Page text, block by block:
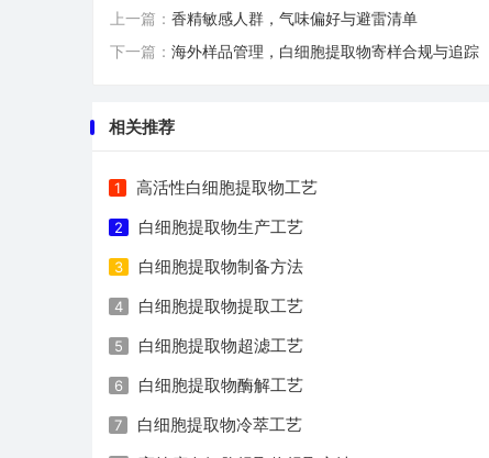
上一篇： 香精敏感人群，气味偏好与避雷清单
下一篇： 海外样品管理，白细胞提取物寄样合规与追踪
相关推荐
1 高活性白细胞提取物工艺
2 白细胞提取物生产工艺
3 白细胞提取物制备方法
4 白细胞提取物提取工艺
5 白细胞提取物超滤工艺
6 白细胞提取物酶解工艺
7 白细胞提取物冷萃工艺